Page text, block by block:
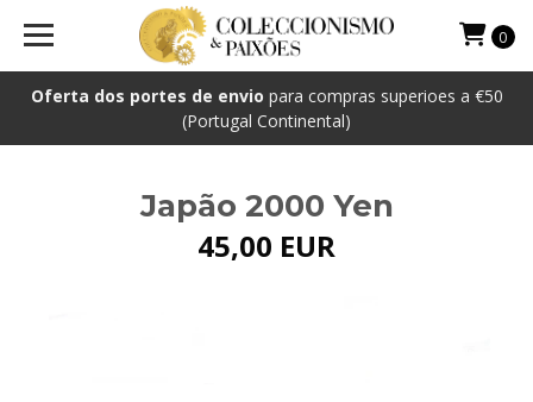
Oferta dos portes de envio para compras superioes a €50
(Portugal Continental)
0
Japão 2000 Yen
45,00 EUR